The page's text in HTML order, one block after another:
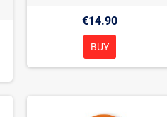
€14.90
BUY